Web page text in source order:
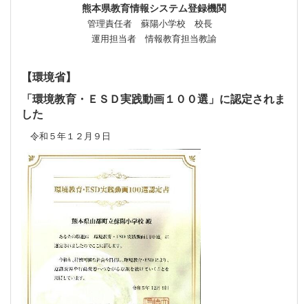
熊本県教育情報システム登録機関
管理責任者 蘇陽小学校 校長
運用担当者 情報教育担当教諭
【環境省】
「環境教育・ＥＳＤ実践動画１００選」に認定されま
した
令和５年１２月９日